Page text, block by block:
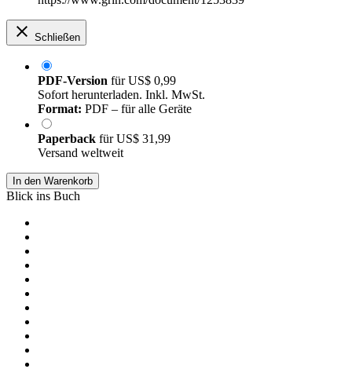
Schließen
PDF-Version fürUS$ 0,99
Sofort herunterladen. Inkl. MwSt.
Format: PDF – für alle Geräte
Paperback fürUS$ 31,99
Versand weltweit
In den Warenkorb
Blick ins Buch